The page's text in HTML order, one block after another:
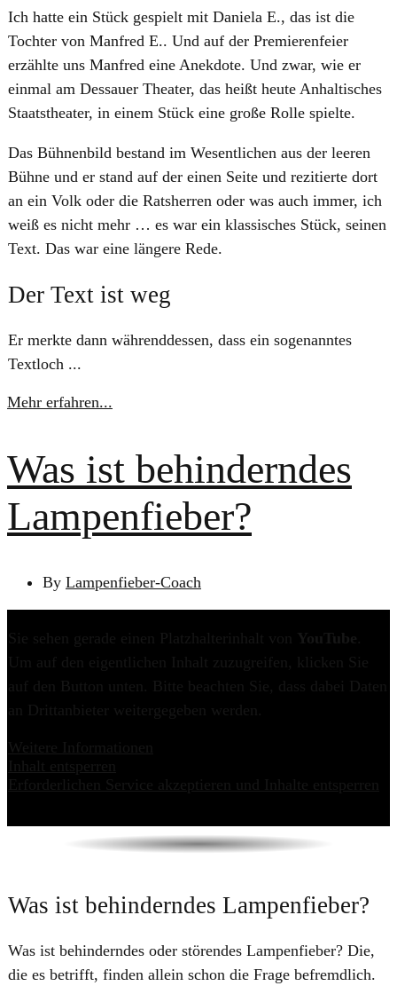
Ich hatte ein Stück gespielt mit Daniela E., das ist die
Tochter von Manfred E.. Und auf der Premierenfeier
erzählte uns Manfred eine Anekdote. Und zwar, wie er
einmal am Dessauer Theater, das heißt heute Anhaltisches
Staatstheater, in einem Stück eine große Rolle spielte.
Das Bühnenbild bestand im Wesentlichen aus der leeren
Bühne und er stand auf der einen Seite und rezitierte dort
an ein Volk oder die Ratsherren oder was auch immer, ich
weiß es nicht mehr … es war ein klassisches Stück, seinen
Text. Das war eine längere Rede.
​Der Text ist weg
Er merkte dann währenddessen, dass ein sogenanntes
Textloch ...
Mehr erfahren...
Was ist behinderndes
Lampenfieber?
By Lampenfieber-Coach
Was ist behinderndes Lampenfieber?
Was ist behinderndes oder störendes Lampenfieber? Die,
die es betrifft, finden allein schon die Frage befremdlich.